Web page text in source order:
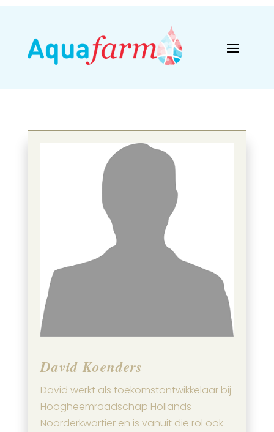
David Koenders
David werkt als toekomstontwikkelaar bij
Hoogheemraadschap Hollands
Noorderkwartier en is vanuit die rol ook